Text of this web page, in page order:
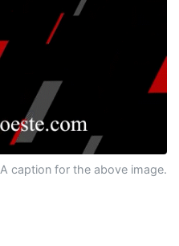
A caption for the above image.